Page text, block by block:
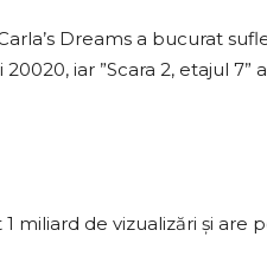
Dreams a bucurat
iar ”Scara 2, etajul
miliard de vizualizări și are